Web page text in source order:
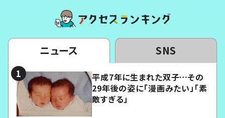
ニュース SNS
平成7年に生まれた双子…その
29年後の姿に「漫画みたい」「素
敵すぎる」